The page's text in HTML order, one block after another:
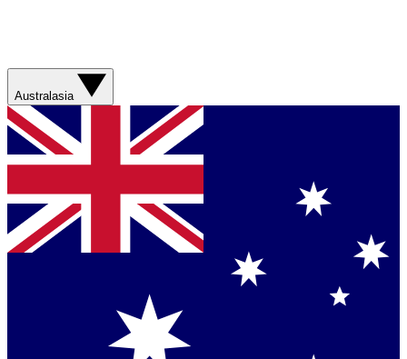
Australasia